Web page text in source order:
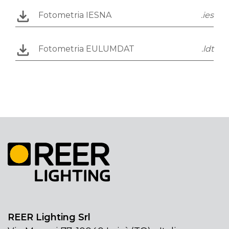
Fotometria IESNA .ies
Fotometria EULUMDAT .ldt
REER Lighting Srl